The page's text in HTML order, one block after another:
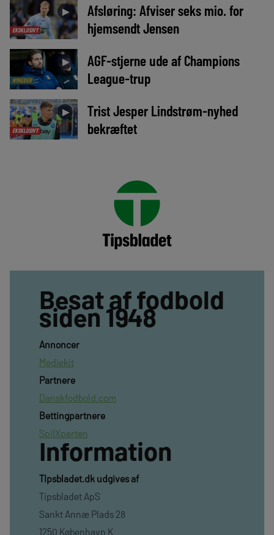
EKSKLUSIVT
►
Afsløring: Afviser seks mio. for
hjemsendt Jensen
NYHEDER
►
AGF-stjerne ude af Champions
League-trup
EKSKLUSIVT
►
Trist Jesper Lindstrøm-nyhed
bekræftet
Besat af fodbold
siden 1948
Annoncer
Mediekit
Partnere
Danskfodbold.com
Bettingpartnere
SpilXperten
Information
TIpsbladet.dk udgives af
Tipsbladet ApS
Sankt Annæ Plads 28
1250 København K